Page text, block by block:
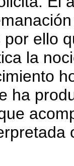
ello
la
ha